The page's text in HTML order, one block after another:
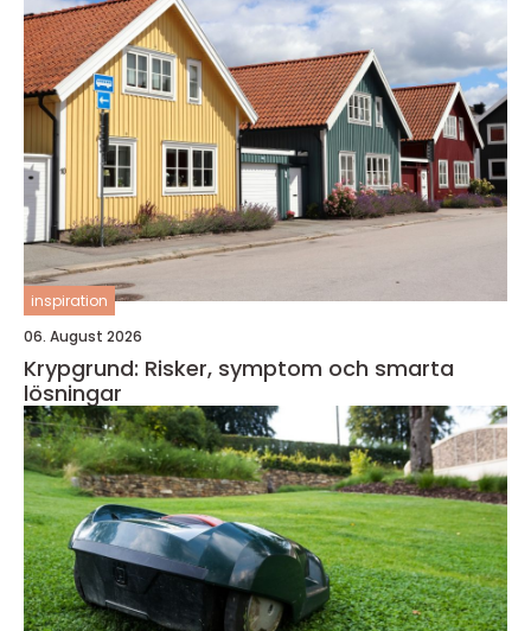
inspiration
06. August 2026
Krypgrund: Risker, symptom och smarta
lösningar